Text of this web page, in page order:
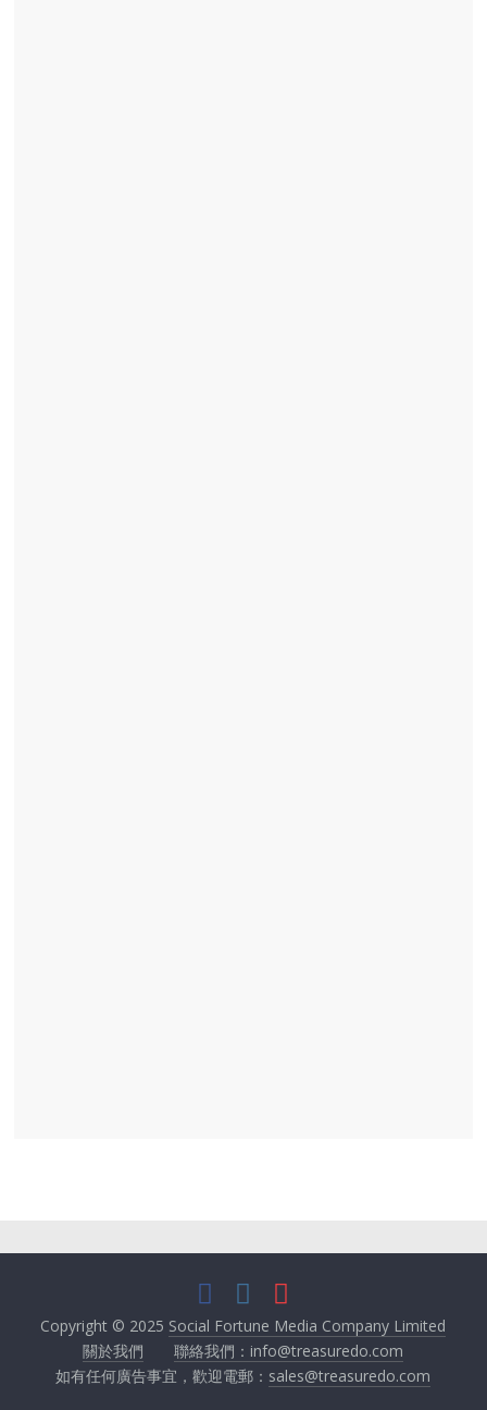
Copyright © 2025 Social Fortune Media Company Limited
關於我們
聯絡我們：info@treasuredo.com
如有任何廣告事宜，歡迎電郵： sales@treasuredo.com